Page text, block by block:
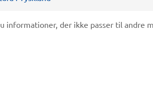
informationer, der ikke passer til andre